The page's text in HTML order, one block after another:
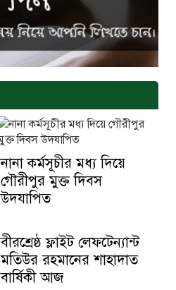
নানা কর্মসূচীর মধ্য দিয়ে
গৌরীপুর মুক্ত দিবস
উদযাপিত
বীরশ্রেষ্ঠ ফ্লাইট লেফটেন্যান্ট
মতিউর রহমানের শাহাদাত
বার্ষিকী আজ